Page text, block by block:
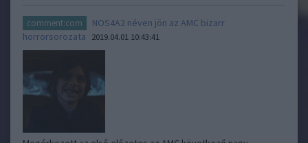
comment:com
NOS4A2 néven jön az AMC bizarr
horrorsorozata
2019.04.01 10:43:41